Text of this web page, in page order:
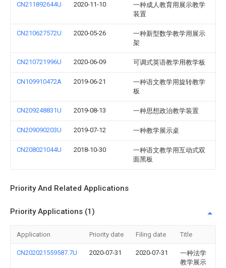
CN211892644U 2020-11-10
一种成人教育用展示教学
装置
CN210627572U 2020-05-26
一种新型数学教学用展示
架
CN210721996U 2020-06-09 可调式英语教学用教学板
CN109910472A 2019-06-21
一种语文教学用旋转教学
板
CN209248831U 2019-08-13 一种思想政治教学装置
CN209090203U 2019-07-12 一种教学展示桌
CN208021044U 2018-10-30
一种语文教学用互动式双
面黑板
Priority And Related Applications
Priority Applications (1)
Application Priority date Filing date Title
CN202021559587.7U 2020-07-31 2020-07-31
一种法学
教学展示